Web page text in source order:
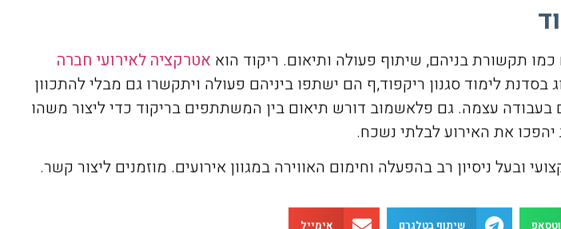
תקשורת בניהם, שיתוף פעולה ותיאום. ריקוד הוא אטרקציה לאירועי חברה
לימוד סגנון ריקפוד,ף הם ישתפו ביניהם פעולה ויתקשרו גם מבלי להתכוון
עצמה. גם פלאשמוב דורש תיאום בין המשתתפים בריקוד כדי ליצור משהו
יהפכו את האירוע לבלתי נשכח.
ובעל ניסיון רב בהפעלה וחימום האווירה במגוון אירועים. מוזמנים ליצור קשר.
שיתוף בטלגרם אימייל